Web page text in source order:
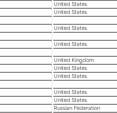
United States
United States
United States
United States
United Kingdom
United States
United States
United States
United States
Russian Federation